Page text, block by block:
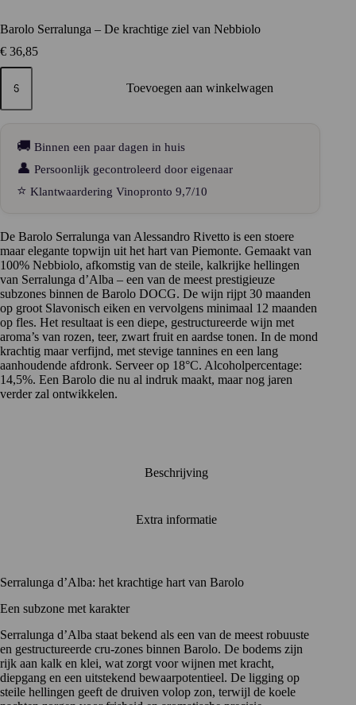
Barolo Serralunga – De krachtige ziel van Nebbiolo
€ 36,85
Barolo
Serralunga
De
Nebbiolo
Toevoegen aan winkelwagen
🚚 Binnen een paar dagen in huis
👤 Persoonlijk gecontroleerd door eigenaar
⭐ Klantwaardering Vinopronto 9,7/10
De Barolo Serralunga van Alessandro Rivetto is een stoere
maar elegante topwijn uit het hart van Piemonte. Gemaakt van
100% Nebbiolo, afkomstig van de steile, kalkrijke hellingen
van Serralunga d’Alba – een van de meest prestigieuze
subzones binnen de Barolo DOCG. De wijn rijpt 30 maanden
op groot Slavonisch eiken en vervolgens minimaal 12 maanden
op fles. Het resultaat is een diepe, gestructureerde wijn met
aroma’s van rozen, teer, zwart fruit en aardse tonen. In de mond
krachtig maar verfijnd, met stevige tannines en een lang
aanhoudende afdronk. Serveer op 18°C. Alcoholpercentage:
14,5%. Een Barolo die nu al indruk maakt, maar nog jaren
verder zal ontwikkelen.
Beschrijving
Extra informatie
Serralunga d’Alba: het krachtige hart van Barolo
Een subzone met karakter
Serralunga d’Alba staat bekend als een van de meest robuuste
en gestructureerde cru-zones binnen Barolo. De bodems zijn
rijk aan kalk en klei, wat zorgt voor wijnen met kracht,
diepgang en een uitstekend bewaarpotentieel. De ligging op
steile hellingen geeft de druiven volop zon, terwijl de koele